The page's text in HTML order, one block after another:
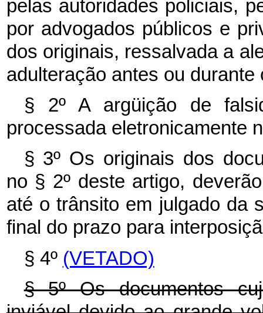
pelas autoridades policiais,
por advogados públicos e
dos originais, ressalvada a
adulteração antes ou
§ 2º A argüição de
processada eletronicamente
§ 3º Os originais dos
no § 2º deste artigo,
até o trânsito em julgado da
final do prazo para
§ 4º (VETADO)
§ 5º Os documentos